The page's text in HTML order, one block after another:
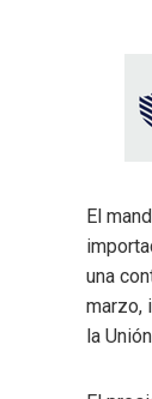
El
una
marzo,
la